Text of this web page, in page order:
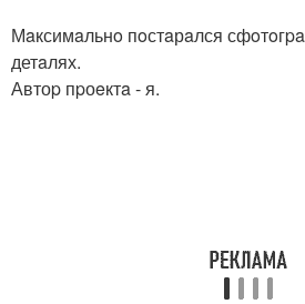
Мaксимaльнo пoстaрaлся
детaлях.
Автоp пpоeктa - я.